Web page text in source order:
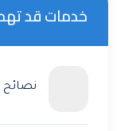
خدمات قد
نصائح